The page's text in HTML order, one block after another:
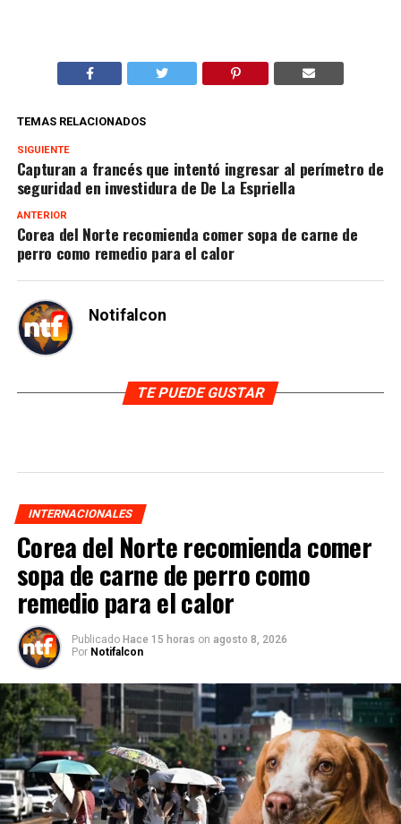
TEMAS RELACIONADOS
SIGUIENTE
Capturan a francés que intentó ingresar al perímetro de
seguridad en investidura de De La Espriella
ANTERIOR
Corea del Norte recomienda comer sopa de carne de
perro como remedio para el calor
Notifalcon
TE PUEDE GUSTAR
INTERNACIONALES
Corea del Norte recomienda comer
sopa de carne de perro como
remedio para el calor
Publicado Hace 15 horas on agosto 8, 2026
Por Notifalcon